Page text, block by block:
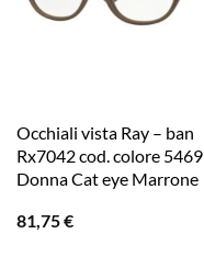
Occhiali vista Ray – ban
Rx7042 cod. colore 5469
Donna Cat eye Marrone
81,75€